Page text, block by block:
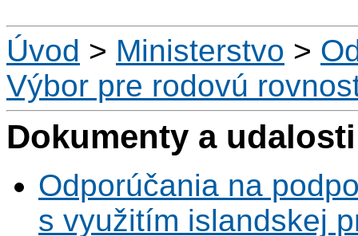
Úvod > Ministerstvo >
Výbor pre rodovú
Dokumenty a udalosti
Odporúčania na
s využitím islandskej